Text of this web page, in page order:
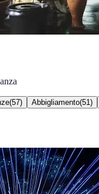
(57) Abbigliamento(51 )